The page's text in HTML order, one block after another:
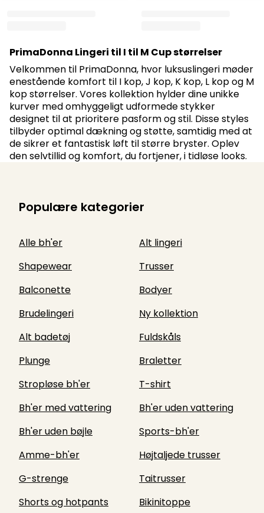
PrimaDonna Lingeri til I til M Cup størrelser
Velkommen til PrimaDonna, hvor luksuslingeri møder
enestående komfort til I kop, J kop, K kop, L kop og M
kop størrelser. Vores kollektion hylder dine unikke
kurver med omhyggeligt udformede stykker
designet til at prioritere pasform og stil. Disse styles
tilbyder optimal dækning og støtte, samtidig med at
de sikrer et fantastisk løft til større bryster. Oplev
den selvtillid og komfort, du fortjener, i tidløse looks.
Populære kategorier
Alle bh'er
Alt lingeri
Shapewear
Trusser
Balconette
Bodyer
Brudelingeri
Ny kollektion
Alt badetøj
Fuldskåls
Plunge
Braletter
Stropløse bh'er
T-shirt
Bh'er med vattering
Bh'er uden vattering
Bh'er uden bøjle
Sports-bh'er
Amme-bh'er
Højtaljede trusser
G-strenge
Taitrusser
Shorts og hotpants
Bikinitoppe